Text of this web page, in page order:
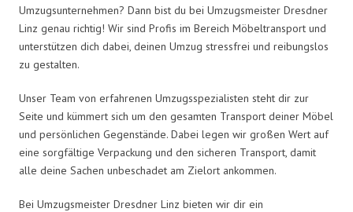
Umzugsunternehmen? Dann bist du bei Umzugsmeister Dresdner
Linz genau richtig! Wir sind Profis im Bereich Möbeltransport und
unterstützen dich dabei, deinen Umzug stressfrei und reibungslos
zu gestalten.
Unser Team von erfahrenen Umzugsspezialisten steht dir zur
Seite und kümmert sich um den gesamten Transport deiner Möbel
und persönlichen Gegenstände. Dabei legen wir großen Wert auf
eine sorgfältige Verpackung und den sicheren Transport, damit
alle deine Sachen unbeschadet am Zielort ankommen.
Bei Umzugsmeister Dresdner Linz bieten wir dir ein